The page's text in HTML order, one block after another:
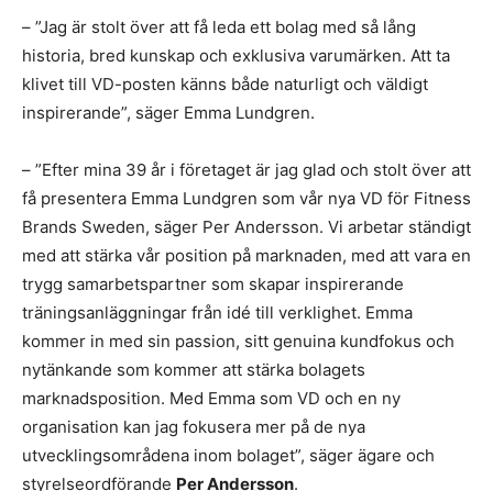
– ”Jag är stolt över att få leda ett bolag med så lång
historia, bred kunskap och exklusiva varumärken. Att ta
klivet till VD-posten känns både naturligt och väldigt
inspirerande”, säger Emma Lundgren.
– ”Efter mina 39 år i företaget är jag glad och stolt över att
få presentera Emma Lundgren som vår nya VD för Fitness
Brands Sweden, säger Per Andersson. Vi arbetar ständigt
med att stärka vår position på marknaden, med att vara en
trygg samarbetspartner som skapar inspirerande
träningsanläggningar från idé till verklighet. Emma
kommer in med sin passion, sitt genuina kundfokus och
nytänkande som kommer att stärka bolagets
marknadsposition. Med Emma som VD och en ny
organisation kan jag fokusera mer på de nya
utvecklingsområdena inom bolaget”, säger ägare och
styrelseordförande Per Andersson.